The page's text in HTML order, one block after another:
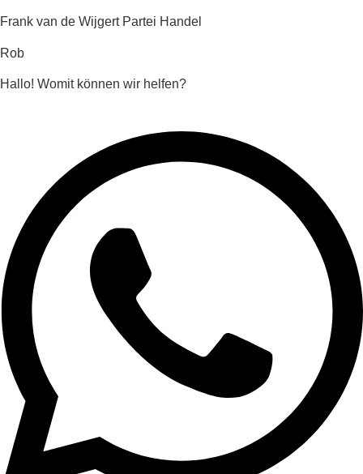
Frank van de Wijgert Partei Handel
Rob
Hallo! Womit können wir helfen?